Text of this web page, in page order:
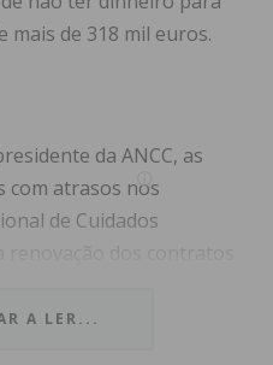
mais de 318 mil euros.
da ANCC, as
com atrasos nos
de Cuidados
centenas de milhares
A LER...